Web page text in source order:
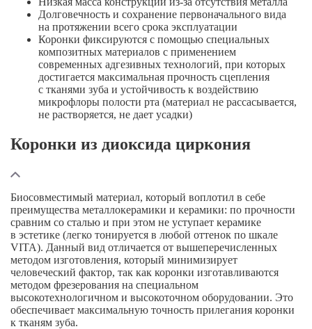
Долговечность и сохранение первоначального вида
на протяжении всего срока эксплуатации
Коронки фиксируются с помощью специальных
композитных материалов с применением
современных адгезивных технологий, при которых
достигается максимальная прочность сцепления
с тканями зуба и устойчивость к воздействию
микрофлоры полости рта (материал не рассасывается,
не растворяется, не дает усадки)
Коронки из диоксида циркония
Биосовместимый материал, который воплотил в себе
преимущества металлокерамики и керамики: по прочности
сравним со сталью и при этом не уступает керамике
в эстетике (легко тонируется в любой оттенок по шкале
VITA). Данный вид отличается от вышеперечисленных
методом изготовления, который минимизирует
человеческий фактор, так как коронки изготавливаются
методом фрезерования на специальном
высокотехнологичном и высокоточном оборудовании. Это
обеспечивает максимальную точность прилегания коронки
к тканям зуба.